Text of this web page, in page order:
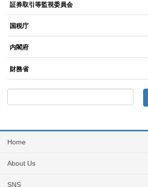
証券取引等監視委員会
国税庁
内閣府
財務省
Home
About Us
SNS